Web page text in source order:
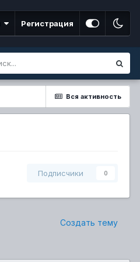
Регистрация
Вся активность
Подписчики 0
Создать тему